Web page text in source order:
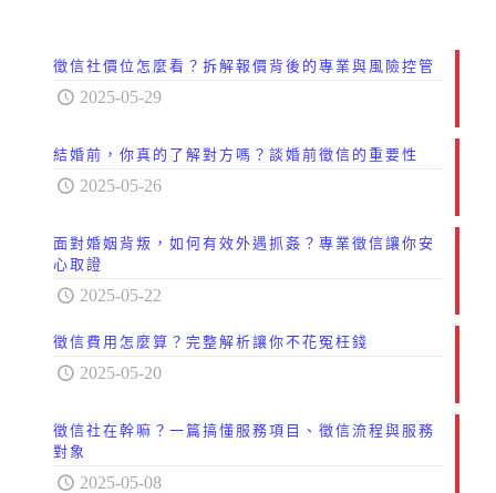
徵信社價位怎麼看？拆解報價背後的專業與風險控管
2025-05-29
結婚前，你真的了解對方嗎？談婚前徵信的重要性
2025-05-26
面對婚姻背叛，如何有效外遇抓姦？專業徵信讓你安
心取證
2025-05-22
徵信費用怎麼算？完整解析讓你不花冤枉錢
2025-05-20
徵信社在幹嘛？一篇搞懂服務項目、徵信流程與服務
對象
2025-05-08